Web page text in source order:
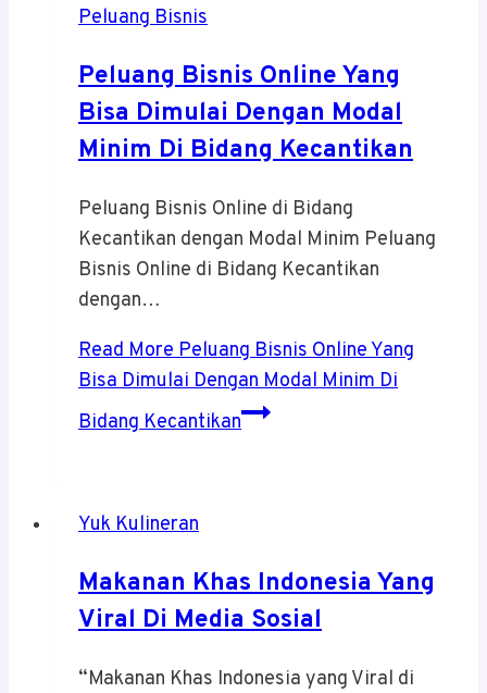
Peluang Bisnis
Peluang Bisnis Online Yang
Bisa Dimulai Dengan Modal
Minim Di Bidang Kecantikan
Peluang Bisnis Online di Bidang
Kecantikan dengan Modal Minim Peluang
Bisnis Online di Bidang Kecantikan
dengan…
Read MorePeluang Bisnis Online Yang
Bisa Dimulai Dengan Modal Minim Di
Bidang Kecantikan
Yuk Kulineran
Makanan Khas Indonesia Yang
Viral Di Media Sosial
“Makanan Khas Indonesia yang Viral di